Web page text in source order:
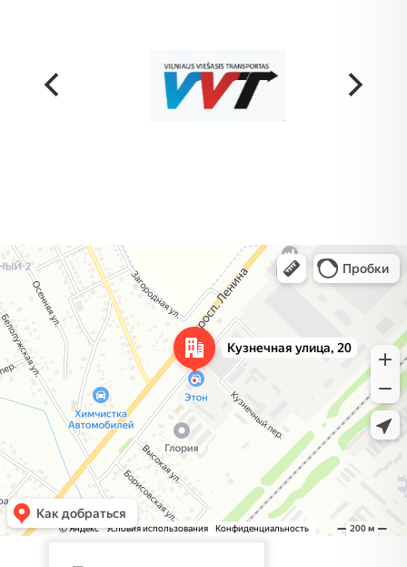
Жодино
Кузнечная улица, 20 — Яндекс Карты